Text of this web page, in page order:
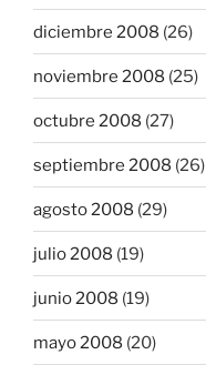
diciembre 2008 (26)
noviembre 2008 (25)
octubre 2008 (27)
septiembre 2008 (26)
agosto 2008 (29)
julio 2008 (19)
junio 2008 (19)
mayo 2008 (20)